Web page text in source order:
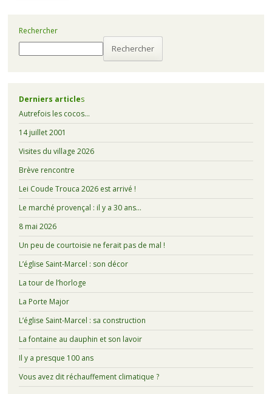
Rechercher
Rechercher
Derniers articles
Autrefois les cocos…
14 juillet 2001
Visites du village 2026
Brève rencontre
Lei Coude Trouca 2026 est arrivé !
Le marché provençal : il y a 30 ans…
8 mai 2026
Un peu de courtoisie ne ferait pas de mal !
L’église Saint-Marcel : son décor
La tour de l’horloge
La Porte Major
L’église Saint-Marcel : sa construction
La fontaine au dauphin et son lavoir
Il y a presque 100 ans
Vous avez dit réchauffement climatique ?